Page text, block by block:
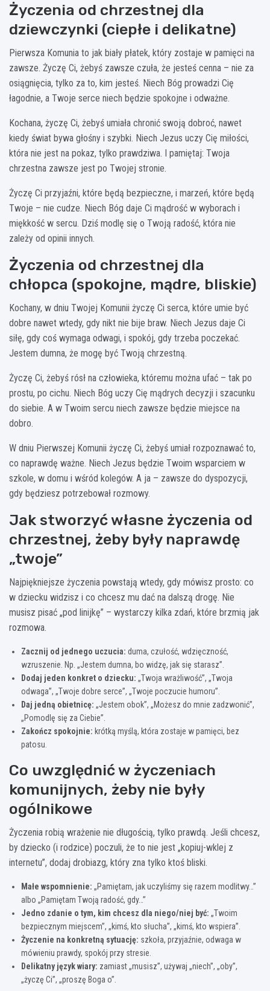
Życzenia od chrzestnej dla
dziewczynki (ciepłe i delikatne)
Pierwsza Komunia to jak biały płatek, który zostaje w pamięci na
zawsze. Życzę Ci, żebyś zawsze czuła, że jesteś cenna – nie za
osiągnięcia, tylko za to, kim jesteś. Niech Bóg prowadzi Cię
łagodnie, a Twoje serce niech będzie spokojne i odważne.
Kochana, życzę Ci, żebyś umiała chronić swoją dobroć, nawet
kiedy świat bywa głośny i szybki. Niech Jezus uczy Cię miłości,
która nie jest na pokaz, tylko prawdziwa. I pamiętaj: Twoja
chrzestna zawsze jest po Twojej stronie.
Życzę Ci przyjaźni, które będą bezpieczne, i marzeń, które będą
Twoje – nie cudze. Niech Bóg daje Ci mądrość w wyborach i
miękkość w sercu. Dziś modlę się o Twoją radość, która nie
zależy od opinii innych.
Życzenia od chrzestnej dla
chłopca (spokojne, mądre, bliskie)
Kochany, w dniu Twojej Komunii życzę Ci serca, które umie być
dobre nawet wtedy, gdy nikt nie bije braw. Niech Jezus daje Ci
siłę, gdy coś wymaga odwagi, i spokój, gdy trzeba poczekać.
Jestem dumna, że mogę być Twoją chrzestną.
Życzę Ci, żebyś rósł na człowieka, któremu można ufać – tak po
prostu, po cichu. Niech Bóg uczy Cię mądrych decyzji i szacunku
do siebie. A w Twoim sercu niech zawsze będzie miejsce na
dobro.
W dniu Pierwszej Komunii życzę Ci, żebyś umiał rozpoznawać to,
co naprawdę ważne. Niech Jezus będzie Twoim wsparciem w
szkole, w domu i wśród kolegów. A ja – zawsze do dyspozycji,
gdy będziesz potrzebował rozmowy.
Jak stworzyć własne życzenia od
chrzestnej, żeby były naprawdę
„twoje”
Najpiękniejsze życzenia powstają wtedy, gdy mówisz prosto: co
w dziecku widzisz i co chcesz mu dać na dalszą drogę. Nie
musisz pisać „pod linijkę” – wystarczy kilka zdań, które brzmią jak
rozmowa.
Zacznij od jednego uczucia: duma, czułość, wdzięczność,
wzruszenie. Np. „Jestem dumna, bo widzę, jak się starasz”.
Dodaj jeden konkret o dziecku: „Twoja wrażliwość”, „Twoja
odwaga”, „Twoje dobre serce”, „Twoje poczucie humoru”.
Daj jedną obietnicę: „Jestem obok”, „Możesz do mnie zadzwonić”,
„Pomodlę się za Ciebie”.
Zakończ spokojnie: krótką myślą, która zostaje w pamięci, bez
patosu.
Co uwzględnić w życzeniach
komunijnych, żeby nie były
ogólnikowe
Życzenia robią wrażenie nie długością, tylko prawdą. Jeśli chcesz,
by dziecko (i rodzice) poczuli, że to nie jest „kopiuj-wklej z
internetu”, dodaj drobiazg, który zna tylko ktoś bliski.
Małe wspomnienie: „Pamiętam, jak uczyliśmy się razem modlitwy…”
albo „Pamiętam Twoją radość, gdy…”
Jedno zdanie o tym, kim chcesz dla niego/niej być: „Twoim
bezpiecznym miejscem”, „kimś, kto słucha”, „kimś, kto wspiera”.
Życzenie na konkretną sytuację: szkoła, przyjaźnie, odwaga w
mówieniu prawdy, spokój przy stresie.
Delikatny język wiary: zamiast „musisz”, używaj „niech”, „oby”,
„życzę Ci”, „proszę Boga o”.